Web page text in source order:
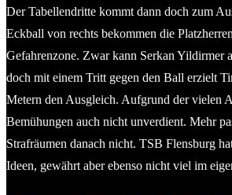
Der Tabellendritte kommt dann doch zum
Eckball von rechts bekommen die
Gefahrenzone. Zwar kann Serkan Yildirmer
doch mit einem Tritt gegen den Ball erzielt
Metern den Ausgleich. Aufgrund der vielen
Bemühungen auch nicht unverdient. Mehr
Strafräumen danach nicht. TSB Flensburg
Ideen, gewährt aber ebenso nicht viel im